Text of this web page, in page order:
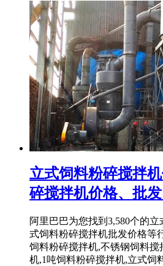
立式饲料粉碎搅拌
碎搅拌机价格、批发
阿里巴巴为您找到3,580个的
式饲料粉碎搅拌机批发价格等
饲料粉碎搅拌机,不锈钢饲料
机,1吨饲料粉碎搅拌机,立式饲